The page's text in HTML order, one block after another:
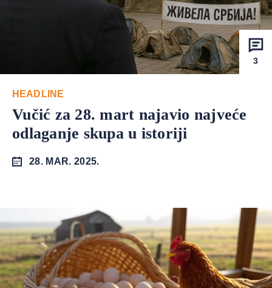
3
HEADLINE
Vučić za 28. mart najavio najveće
odlaganje skupa u istoriji
28. MAR. 2025.